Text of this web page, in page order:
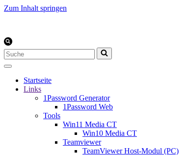
Zum Inhalt springen
Suchen
nach …
Startseite
Links
1Password Generator
1Password Web
Tools
Win11 Media CT
Win10 Media CT
Teamviewer
TeamViewer Host-Modul (PC)